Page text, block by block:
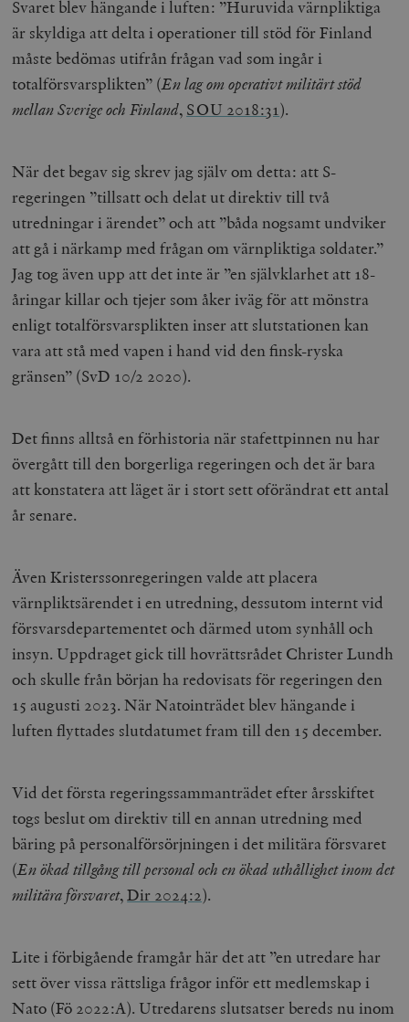
Svaret blev hängande i luften: ”Huruvida värnpliktiga
är skyldiga att delta i operationer till stöd för Finland
måste bedömas utifrån frågan vad som ingår i
totalförsvarsplikten” (En lag om operativt militärt stöd
mellan Sverige och Finland, SOU 2018:31).
När det begav sig skrev jag själv om detta: att S-
regeringen ”tillsatt och delat ut direktiv till två
utredningar i ärendet” och att ”båda nogsamt undviker
att gå i närkamp med frågan om värnpliktiga soldater.”
Jag tog även upp att det inte är ”en självklarhet att 18-
åringar killar och tjejer som åker iväg för att mönstra
enligt totalförsvarsplikten inser att slutstationen kan
vara att stå med vapen i hand vid den finsk-ryska
gränsen” (SvD 10/2 2020).
Det finns alltså en förhistoria när stafettpinnen nu har
övergått till den borgerliga regeringen och det är bara
att konstatera att läget är i stort sett oförändrat ett antal
år senare.
Även Kristerssonregeringen valde att placera
värnpliktsärendet i en utredning, dessutom internt vid
försvarsdepartementet och därmed utom synhåll och
insyn. Uppdraget gick till hovrättsrådet Christer Lundh
och skulle från början ha redovisats för regeringen den
15 augusti 2023. När Natointrädet blev hängande i
luften flyttades slutdatumet fram till den 15 december.
Vid det första regeringssammanträdet efter årsskiftet
togs beslut om direktiv till en annan utredning med
bäring på personalförsörjningen i det militära försvaret
(En ökad tillgång till personal och en ökad uthållighet inom det
militära försvaret,Dir 2024:2).
Lite i förbigående framgår här det att ”en utredare har
sett över vissa rättsliga frågor inför ett medlemskap i
Nato (Fö 2022:A). Utredarens slutsatser bereds nu inom